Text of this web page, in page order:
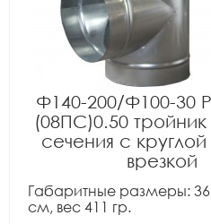
Ф140-200/Ф100-30
(08ПС)0.50 тройник
сечения с
врезкой
Габаритные размеры: 36
см, вес 411 гр.